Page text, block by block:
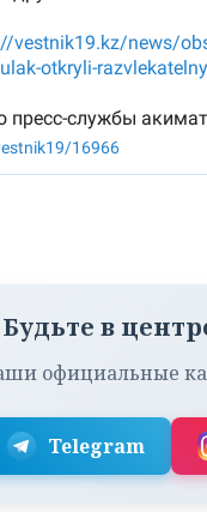
Будьте в
официальные
Telegram